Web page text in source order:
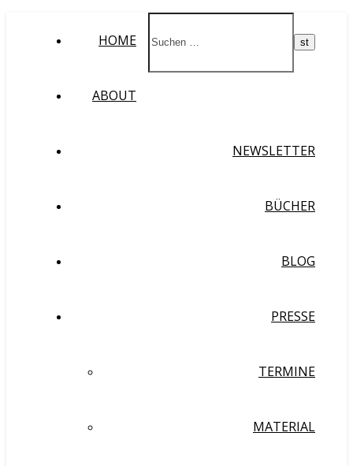
HOME
ABOUT
NEWSLETTER
BÜCHER
BLOG
PRESSE
TERMINE
MATERIAL